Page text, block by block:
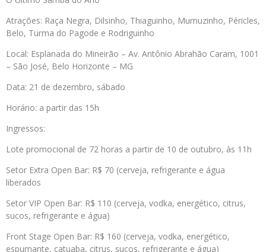
Atrações: Raça Negra, Dilsinho, Thiaguinho, Mumuzinho, Péricles,
Belo, Turma do Pagode e Rodriguinho
Local: Esplanada do Mineirão – Av. Antônio Abrahão Caram, 1001
– São José, Belo Horizonte – MG
Data: 21 de dezembro, sábado
Horário: a partir das 15h
Ingressos:
Lote promocional de 72 horas a partir de 10 de outubro, às 11h
Setor Extra Open Bar: R$ 70 (cerveja, refrigerante e água
liberados
Setor VIP Open Bar: R$ 110 (cerveja, vodka, energético, citrus,
sucos, refrigerante e água)
Front Stage Open Bar: R$ 160 (cerveja, vodka, energético,
espumante, catuaba, citrus, sucos, refrigerante e água)